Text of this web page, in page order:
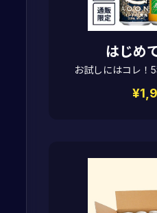
はじめ
お試しにはコレ！